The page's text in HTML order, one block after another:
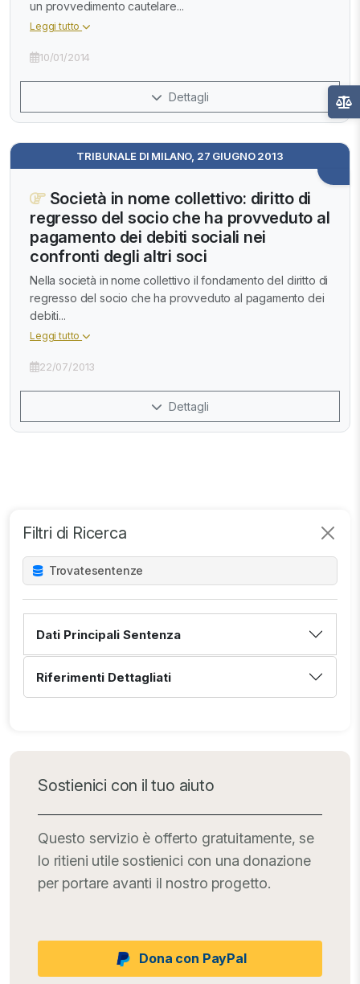
Filtri di Ricerca
Trovatesentenze
Dati Principali Sentenza
Riferimenti Dettagliati
Sostienici con il tuo aiuto
Questo servizio è offerto gratuitamente, se
lo ritieni utile sostienici con una donazione
per portare avanti il nostro progetto.
Dona con PayPal
un provvedimento cautelare...
Leggi tutto
10/01/2014
Dettagli
TRIBUNALE DI MILANO, 27 GIUGNO 2013
Società in nome collettivo: diritto di
regresso del socio che ha provveduto al
pagamento dei debiti sociali nei
confronti degli altri soci
Nella società in nome collettivo il fondamento del diritto di
regresso del socio che ha provveduto al pagamento dei
debiti...
Leggi tutto
22/07/2013
Dettagli